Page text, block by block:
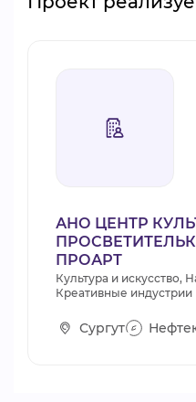
АНО ЦЕНТР
ПРОАРТ
Культура и искусство,
Креативные индустрии
Сургут